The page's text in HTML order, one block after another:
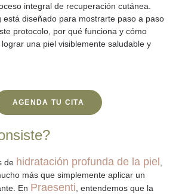
integral de recuperación cutánea.
está diseñado para mostrarte paso a paso
protocolo, por qué funciona y cómo
una piel visiblemente saludable y
AGENDA TU CITA
de hidratación profunda de la piel
más que simplemente aplicar un
En Praesenti , entendemos que la